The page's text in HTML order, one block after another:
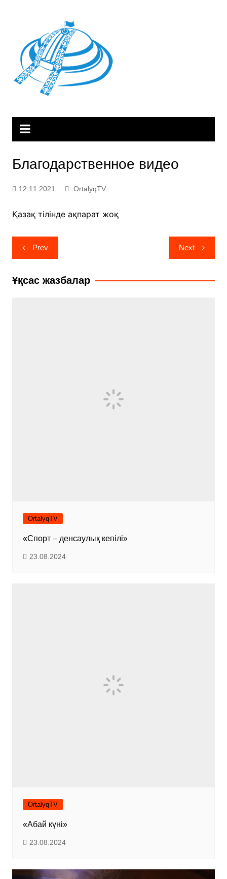
Благодарственное видео
12.11.2021 OrtalyqTV
Қазақ тілінде ақпарат жоқ
Навигация
по
записям
Prev Next
Ұқсас жазбалар
OrtalyqTV
«Спорт – денсаулық кепілі»
23.08.2024
OrtalyqTV
«Абай күні»
23.08.2024